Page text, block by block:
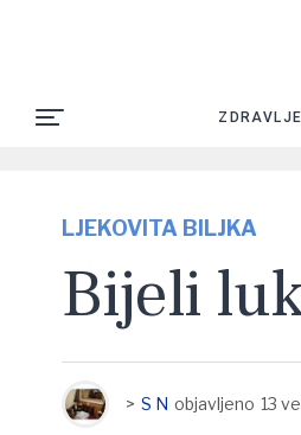
LJEKOVITA BILJKA
Bijeli
> S N objavljeno 13